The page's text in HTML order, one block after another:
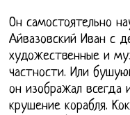
Он самостоятельно
Айвазовский Иван с
художественные и
частности. Или
он изображал всегда
крушение корабля.